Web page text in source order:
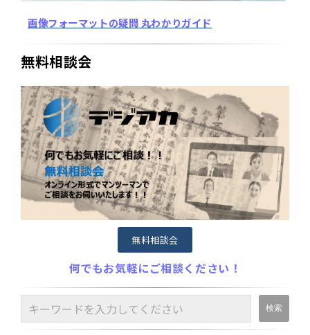
画像フォーマットの疑問 丸わかりガイド
無料相談会
無料相談会
何でもお気軽にご相談ください！